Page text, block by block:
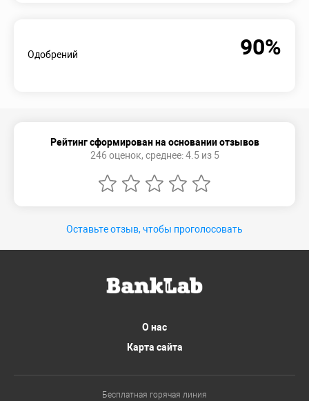
Одобрений 90%
Рейтинг сформирован на основании отзывов
246 оценок, среднее: 4.5 из 5
Оставьте отзыв, чтобы проголосовать
О нас
Карта сайта
Бесплатная горячая линия